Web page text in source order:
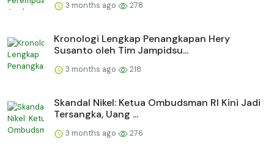
3 months ago 278
Kronologi Lengkap Penangkapan Hery
Susanto oleh Tim Jampidsu...
3 months ago 218
Skandal Nikel: Ketua Ombudsman RI Kini Jadi
Tersangka, Uang ...
3 months ago 276